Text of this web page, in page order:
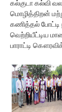
கல்குடா கல்வி
மொழித்திறன்
கணித்தல் போட்டி
வெற்றியீட்டிய
பாராட்டி